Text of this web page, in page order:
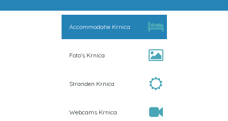
Toeristeninformatie
Accommodatie Krnica
Foto's Krnica
Stranden Krnica
Webcams Krnica